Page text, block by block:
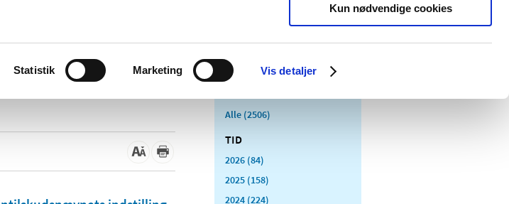
Statistik Marketing Vis detaljer
Kun nødvendige cookies
produktområder
Alle (2506)
TID
2026 (84)
2025 (158)
2024 (224)